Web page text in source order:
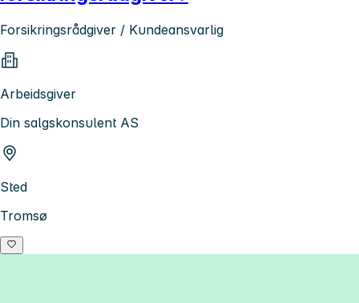
Forsikringsrådgiver / Kundeansvarlig
Arbeidsgiver
Din salgskonsulent AS
Sted
Tromsø